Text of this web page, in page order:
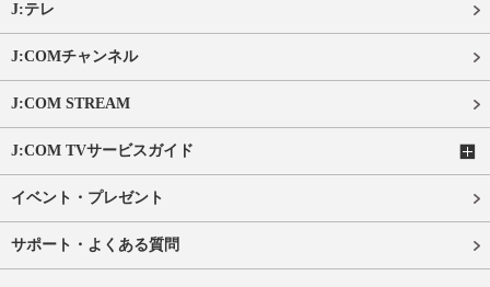
J:テレ
J:COMチャンネル
J:COM STREAM
J:COM TVサービスガイド
イベント・プレゼント
サポート・よくある質問